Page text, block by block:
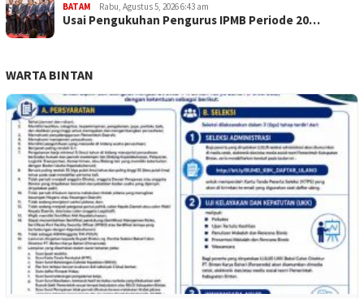
BATAM Rabu, Agustus 5, 2026 6:43 am
Usai Pengukuhan Pengurus IPMB Periode 20…
WARTA BINTAN